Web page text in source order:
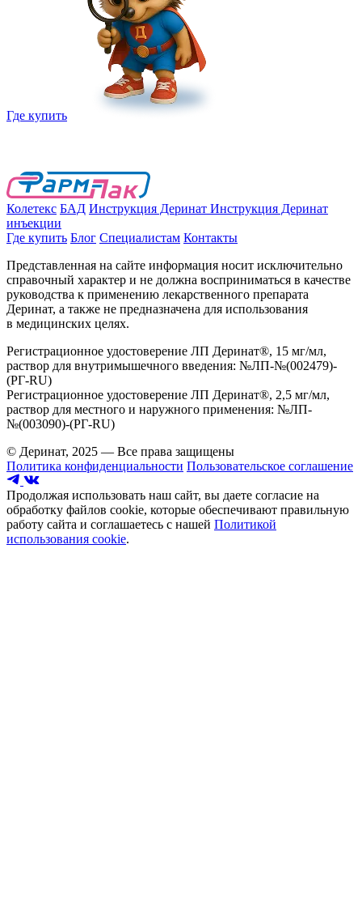
Где купить
Колетекс БАД Инструкция Деринат Инструкция Деринат
инъекции
Где купить Блог Специалистам Контакты
Представленная на сайте информация носит исключительно
справочный характер и не должна восприниматься в качестве
руководства к применению лекарственного препарата
Деринат, а также не предназначена для использования
в медицинских целях.
Регистрационное удостоверение ЛП Деринат®, 15 мг/мл,
раствор для внутримышечного введения: №ЛП-№(002479)-
(РГ-RU)
Регистрационное удостоверение ЛП Деринат®, 2,5 мг/мл,
раствор для местного и наружного применения: №ЛП-
№(003090)-(РГ-RU)
© Деринат, 2025 — Все права защищены
Политика конфиденциальности Пользовательское соглашение
Продолжая использовать наш сайт, вы даете согласие на
обработку файлов cookie, которые обеспечивают правильную
работу сайта и соглашаетесь с нашей Политикой
использования cookie.